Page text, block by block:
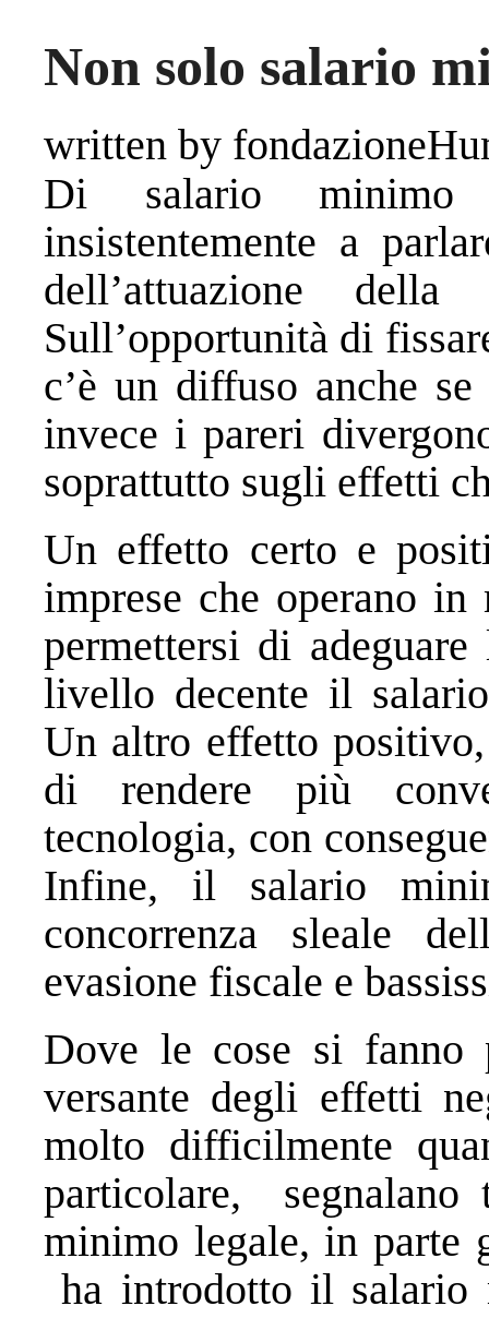
Non solo salario
written by
Di salario
insistentemente a
dell’attuazione
Sull’opportunità di
c’è un diffuso anche
invece i pareri
soprattutto sugli effetti
Un effetto certo e
imprese che operano in
permettersi di
livello decente il
Un altro effetto
di rendere più
tecnologia, con
Infine, il salario
concorrenza sleale
evasione fiscale e
Dove le cose si fanno
versante degli effetti
molto difficilmente
particolare,
minimo legale, in parte
ha introdotto il